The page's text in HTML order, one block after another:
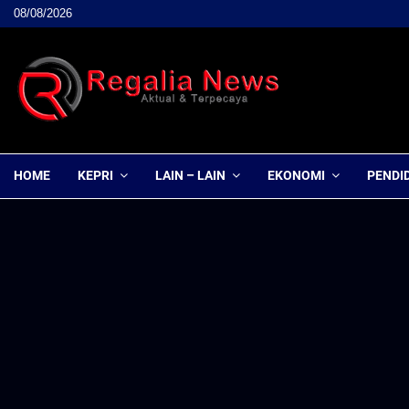
08/08/2026
HOME KEPRI LAIN – LAIN EKONOMI